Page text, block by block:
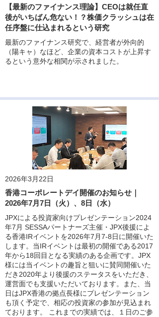
【最新のファイナンス理論】CEOは就任直
後がいちばん危ない！？株価クラッシュは在
任序盤に仕込まれるという研究
最新のファイナンス研究で、経営者が外向的
（陽キャ）なほど、企業の資本コストが上昇す
るという意外な相関が示されました。
2026年3月22日
香港コーポレートデイ開催のお知らせ｜
2026年7月7日（火）、8日（水）
JPXによる投資家向けプレゼンテーション2024
年7月 SESSAパートナーズ主催・JPX後援によ
る香港IRイベントを2026年7月7-8日に開催いた
します。当IRイベントは最初の開催である2017
年から18回目となる実績のある企画です。JPX
様には当イベントの趣旨と狙いに賛同開催いた
だき2020年より後援のステータスをいただき、
運営面でも支援いただいております。また、当
日はJPX香港の拠点長様にプレゼンテーション
も頂く予定で、相応の投資家の参加が見込まれ
ております。 これまでの実績では、１日のご参